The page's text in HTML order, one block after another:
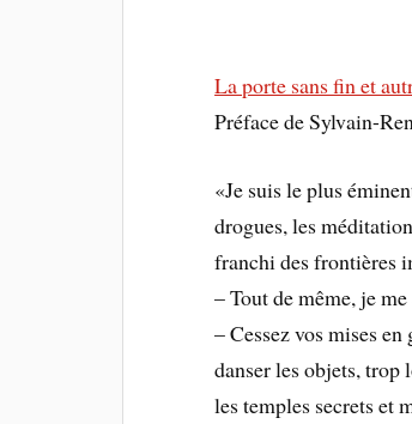
La porte sans fin et
Préface de Sylvain-
«Je suis le plus
drogues, les
franchi des frontières
– Tout de même, je
– Cessez vos mises
danser les objets,
les temples secrets et